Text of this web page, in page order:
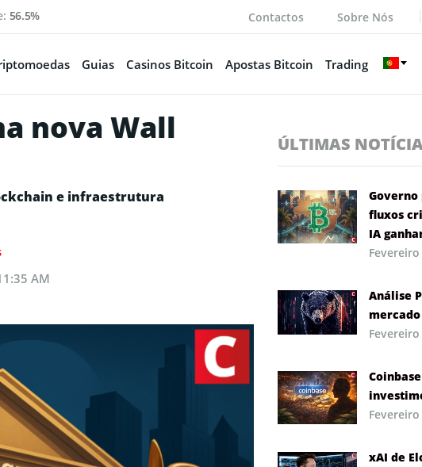
56.5% Contactos Sobre Nós
Guias Casinos Bitcoin Apostas Bitcoin Trading
nova Wall
e infraestrutura
AM
ÚLTIMAS
fluxos
IA
Análise
xAI de